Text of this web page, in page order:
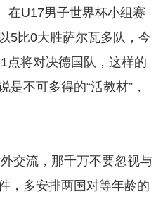
在U17男子世界杯小组赛
5比0大胜萨尔瓦多队，今
点将对决德国队，这样的
是不可多得的“活教材”，
流，那千万不要忽视与
，多安排两国对等年龄的